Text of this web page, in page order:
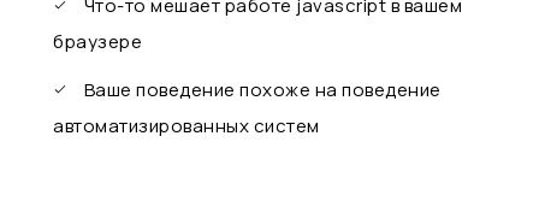
Что-то мешает работе javascript в вашем
браузере
Ваше поведение похоже на поведение
автоматизированных систем